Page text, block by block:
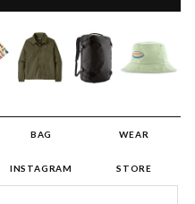
BAG WEAR
INSTAGRAM STORE